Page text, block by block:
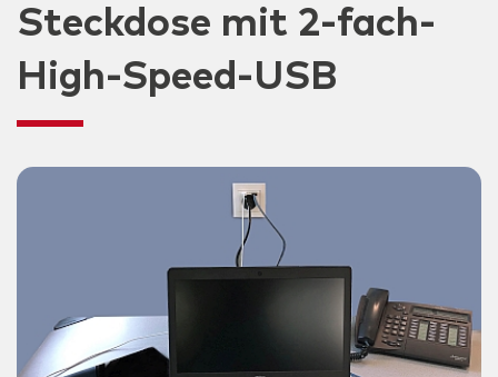
Steckdose mit 2-fach-
High-Speed-USB